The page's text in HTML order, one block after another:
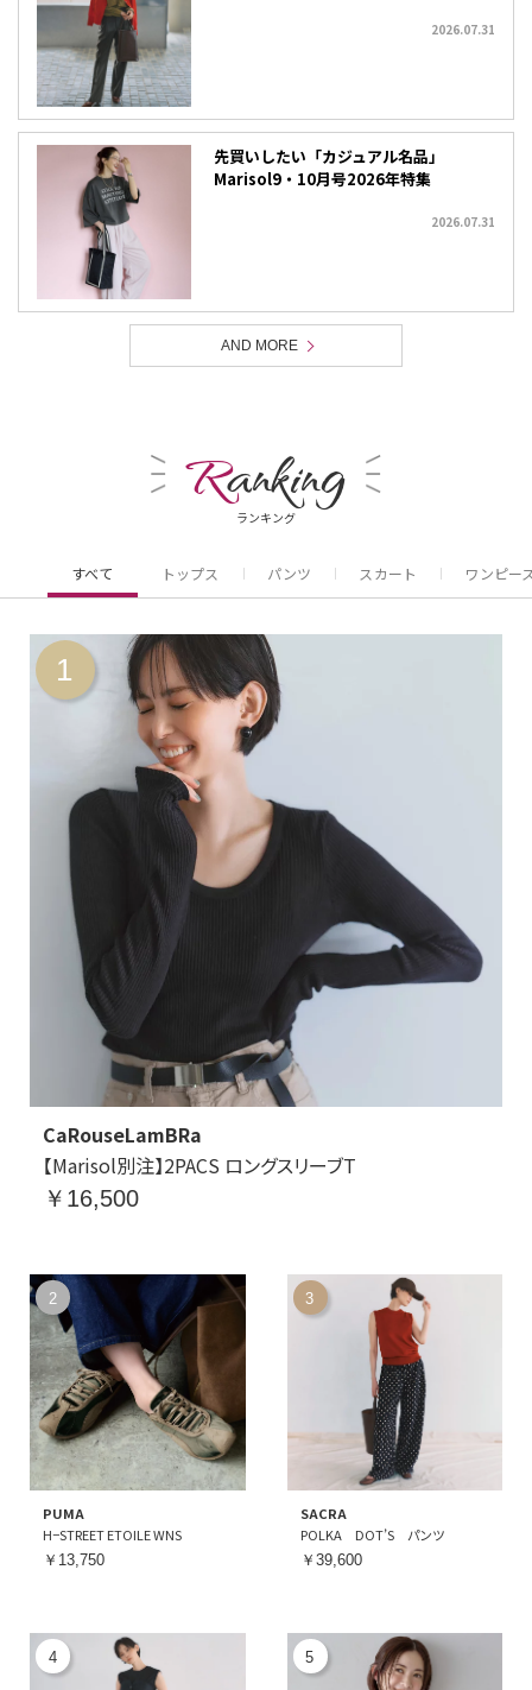
2026.07.31
先買いしたい「カジュアル名品」
Marisol9・10月号2026年特集
2026.07.31
AND MORE
Ranking
ランキング
すべて トップス パンツ スカート ワンピー
CaRouseLamBRa
【Marisol別注】2PACS ロングスリーブT
￥16,500
PUMA
H−STREET ETOILE WNS
￥13,750
SACRA
POLKA DOT’S パンツ
￥39,600